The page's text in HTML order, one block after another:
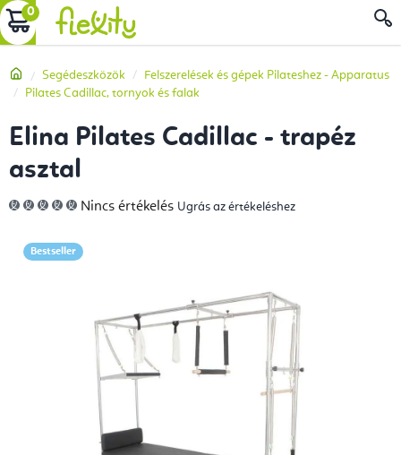
Ugrás
a
tartalomhoz
KOSÁR
Kezdőlap
Segédeszközök
Felszerelések és gépek Pilateshez - Apparatus
Pilates Cadillac, tornyok és falak
Elina Pilates Cadillac - trapéz
asztal
A
termék
5-
ből
Nincs értékelés Ugrás az értékeléshez
Bestseller